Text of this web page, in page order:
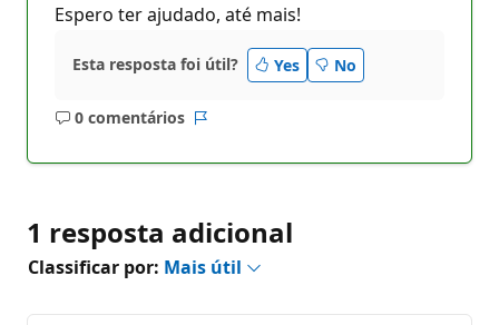
Espero ter ajudado, até mais!
Esta resposta foi útil? Yes No
0 comentários
Sem
1 resposta adicional
Classificar por: Mais útil